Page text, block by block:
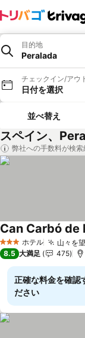
目的地
Peralada
チェックイン/アウ
日付を選択
並べ替え
スペイン、
弊社への手数料が検
3 ホテルのランク
ホテル 山々を
Can Carbó de
8.5 大満足 475
正確な料金を確認
ださい